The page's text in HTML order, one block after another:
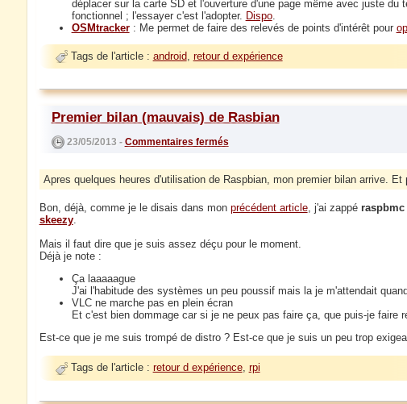
déplacer sur la carte SD et l'ouverture d'une page même avec juste
fonctionnel ; l'essayer c'est l'adopter. Dispo.
OSMtracker: Me permet de faire des relevés de points d'intérêt pour
Tags de l'article : android retour d expérience
Premier bilan (mauvais) de Rasbian
23/05/2013 - Commentaires fermés
Apres quelques heures d'utilisation de Raspbian, mon premier bilan arrive.
Bon, déjà, comme je le disais dans mon précédent article, j'ai zappé raspbmc
skeezy.
Mais il faut dire que je suis assez déçu pour le moment.
Déjà je note :
Ça laaaaague
J'ai l'habitude des systèmes un peu poussif mais la je m'attendait
VLC ne marche pas en plein écran
Et c'est bien dommage car si je ne peux pas faire ça, que puis-je faire
Est-ce que je me suis trompé de distro ? Est-ce que je suis un peu trop
Tags de l'article : retour d expérience, rpi